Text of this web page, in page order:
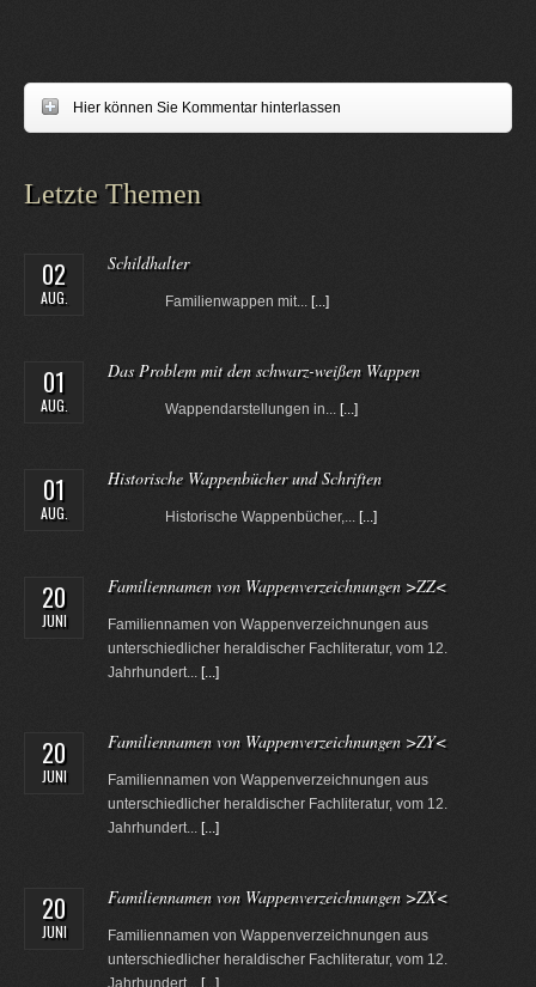
Hier können Sie Kommentar hinterlassen
Letzte Themen
02
AUG.
Schildhalter
Familienwappen mit... [...]
01
AUG.
Das Problem mit den schwarz-weißen Wappen
Wappendarstellungen in... [...]
01
AUG.
Historische Wappenbücher und Schriften
Historische Wappenbücher,... [...]
20
JUNI
Familiennamen von Wappenverzeichnungen >ZZ<
Familiennamen von Wappenverzeichnungen aus
unterschiedlicher heraldischer Fachliteratur, vom 12.
Jahrhundert... [...]
20
JUNI
Familiennamen von Wappenverzeichnungen >ZY<
Familiennamen von Wappenverzeichnungen aus
unterschiedlicher heraldischer Fachliteratur, vom 12.
Jahrhundert... [...]
20
JUNI
Familiennamen von Wappenverzeichnungen >ZX<
Familiennamen von Wappenverzeichnungen aus
unterschiedlicher heraldischer Fachliteratur, vom 12.
Jahrhundert... [...]